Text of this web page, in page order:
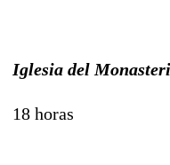
Iglesia del
18 horas